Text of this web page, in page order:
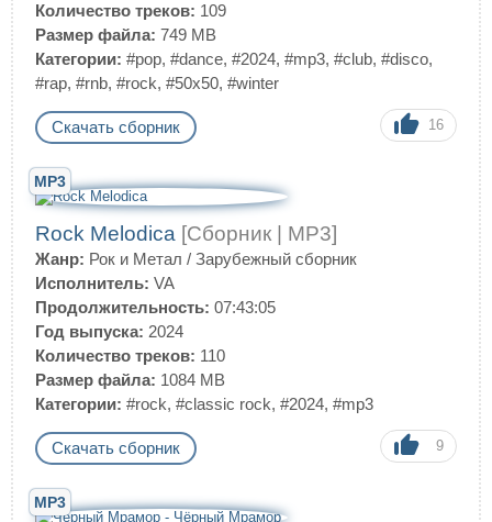
Количество треков: 109
Размер файла: 749 MB
Категории: #pop, #dance, #2024, #mp3, #club, #disco,
#rap, #rnb, #rock, #50x50, #winter
Скачать сборник 16
MP3
Rock Melodica [Сборник | MP3]
Жанр: Рок и Метал / Зарубежный сборник
Исполнитель: VA
Продолжительность: 07:43:05
Год выпуска: 2024
Количество треков: 110
Размер файла: 1084 MB
Категории: #rock, #classic rock, #2024, #mp3
Скачать сборник 9
MP3